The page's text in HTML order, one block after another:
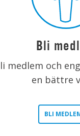
Bli
medlem och
en bättre
BLI